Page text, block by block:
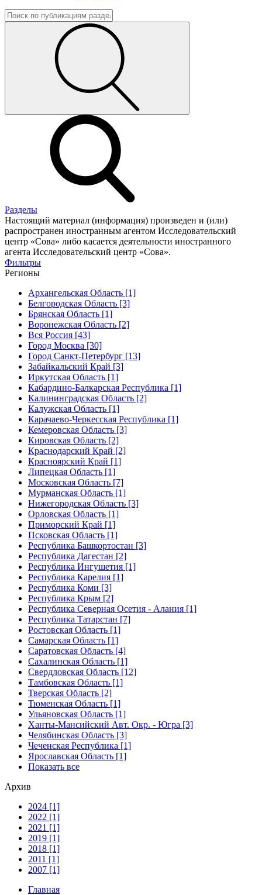
Разделы
Настоящий материал (информация) произведен и (или)
распространен иностранным агентом Исследовательский
центр «Сова» либо касается деятельности иностранного
агента Исследовательский центр «Сова».
Фильтры
Регионы
Архангельская Область [1]
Белгородская Область [3]
Брянская Область [1]
Воронежская Область [2]
Вся Россия [43]
Город Москва [30]
Город Санкт-Петербург [13]
Забайкальский Край [3]
Иркутская Область [1]
Кабардино-Балкарская Республика [1]
Калининградская Область [2]
Калужская Область [1]
Карачаево-Черкесская Республика [1]
Кемеровская Область [3]
Кировская Область [2]
Краснодарский Край [2]
Красноярский Край [1]
Липецкая Область [1]
Московская Область [7]
Мурманская Область [1]
Нижегородская Область [3]
Орловская Область [1]
Приморский Край [1]
Псковская Область [1]
Республика Башкортостан [3]
Республика Дагестан [2]
Республика Ингушетия [1]
Республика Карелия [1]
Республика Коми [3]
Республика Крым [2]
Республика Северная Осетия - Алания [1]
Республика Татарстан [7]
Ростовская Область [1]
Самарская Область [1]
Саратовская Область [4]
Сахалинская Область [1]
Свердловская Область [12]
Тамбовская Область [1]
Тверская Область [2]
Тюменская Область [1]
Ульяновская Область [1]
Ханты-Мансийский Авт. Окр. - Югра [3]
Челябинская Область [3]
Чеченская Республика [1]
Ярославская Область [1]
Показать все
Архив
2024 [1]
2022 [1]
2021 [1]
2019 [1]
2018 [1]
2011 [1]
2007 [1]
Главная